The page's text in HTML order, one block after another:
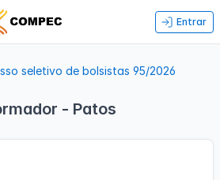
Entrar
seletivo de bolsistas 95/2026
- Patos